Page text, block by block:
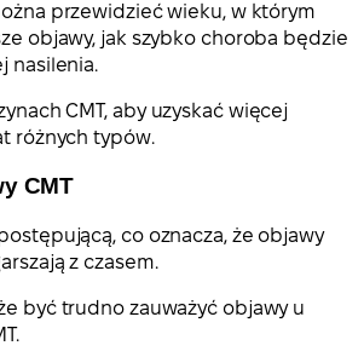
przewidzieć wieku, w którym
objawy, jak szybko choroba będzie
nasilenia.
CMT, aby uzyskać więcej
różnych typów.
CMT
co oznacza, że objawy
z czasem.
być trudno zauważyć objawy u